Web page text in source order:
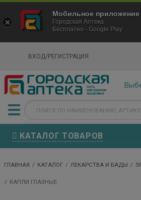
ВХОД/РЕГИСТРАЦИЯ
КАТАЛОГ ТОВАРОВ
ГЛАВНАЯ КАТАЛОГ ЛЕКАРСТВА И БАДЫ
КАПЛИ ГЛАЗНЫЕ
×
Городская Аптека Маркетплейс
- In Google Play
Мобильное приложение
Городская Аптека
Бесплатно - Google Play